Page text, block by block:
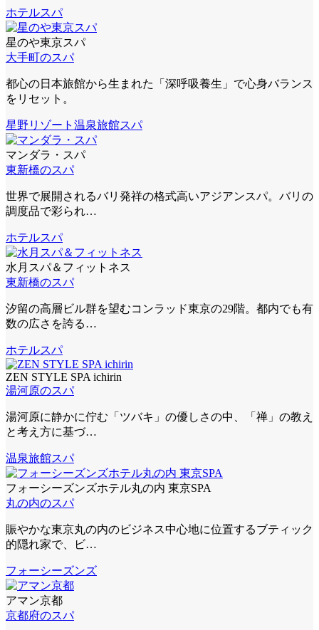
ホテルスパ
星のや東京スパ
大手町のスパ
都心の日本旅館から生まれた「深呼吸養生」で心身バランス
をリセット。
星野リゾート 温泉旅館スパ
マンダラ・スパ
東新橋のスパ
世界で展開されるバリ発祥の格式高いアジアンスパ。バリの
調度品で彩られ…
ホテルスパ
水月スパ＆フィットネス
東新橋のスパ
汐留の高層ビル群を望むコンラッド東京の29階。都内でも有
数の広さを誇る…
ホテルスパ
ZEN STYLE SPA ichirin
湯河原のスパ
湯河原に静かに佇む「ツバキ」の優しさの中、「禅」の教え
と考え方に基づ…
温泉旅館スパ
フォーシーズンズホテル丸の内 東京SPA
丸の内のスパ
賑やかな東京丸の内のビジネス中心地に位置するブティック
的隠れ家で、ビ…
フォーシーズンズ
アマン京都
京都府のスパ